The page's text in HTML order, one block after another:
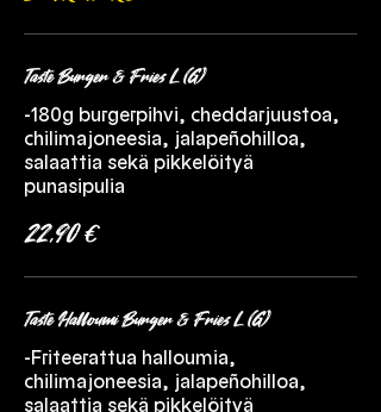
Taste Burger & Fries L (G)
-180g burgerpihvi, cheddarjuustoa,
chilimajoneesia, jalapeñohilloa,
salaattia sekä pikkelöityä
punasipulia
22,90 €
Taste Halloumi Burger & Fries L (G)
-Friteerattua halloumia,
chilimajoneesia, jalapeñohilloa,
salaattia sekä pikkelöityä